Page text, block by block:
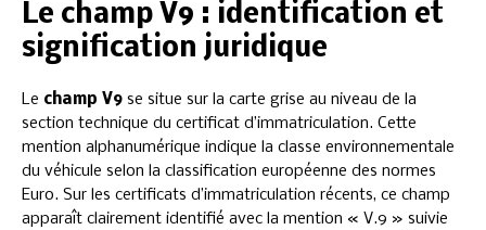
Le champ V9 : identification et
signification juridique
Le champ V9 se situe sur la carte grise au niveau de la
section technique du certificat d’immatriculation. Cette
mention alphanumérique indique la classe environnementale
du véhicule selon la classification européenne des normes
Euro. Sur les certificats d’immatriculation récents, ce champ
apparaît clairement identifié avec la mention « V.9 » suivie